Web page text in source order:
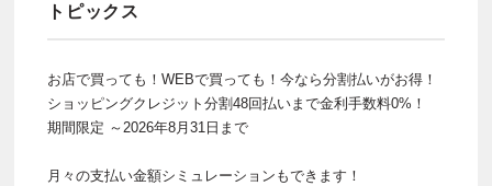
トピックス
お店で買っても！WEBで買っても！今なら分割払いがお得！
ショッピングクレジット分割48回払いまで金利手数料0%！
期間限定 ～2026年8月31日まで
月々の支払い金額シミュレーションもできます！